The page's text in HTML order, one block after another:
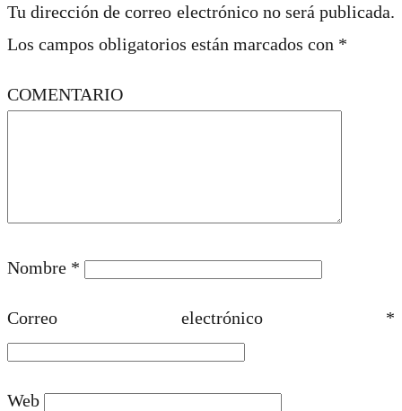
Tu dirección de correo electrónico no será publicada.
Los campos obligatorios están marcados con *
COMENTARIO
Nombre *
Correo electrónico *
Web